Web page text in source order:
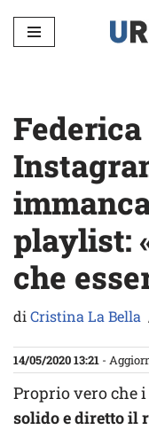
Vai
playlist:
che
diCristina La Bella
14/05/2020 13:21 -
Proprio vero che i
solido e diretto il